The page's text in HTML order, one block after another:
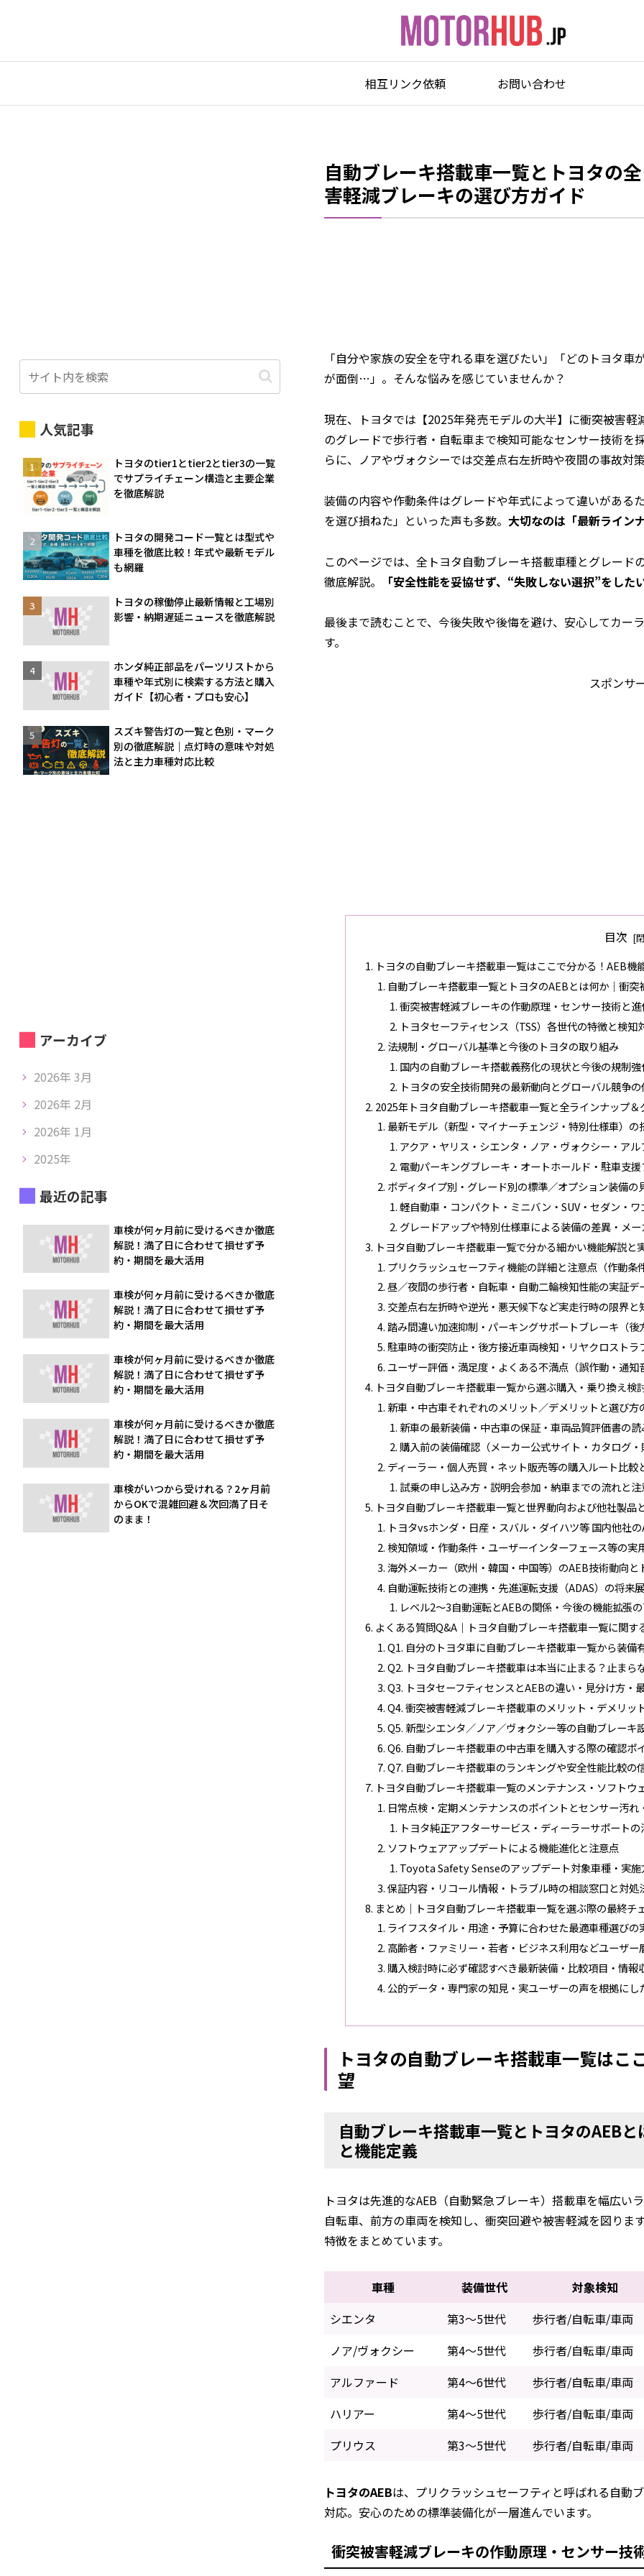
相互リンク依頼 お問い合わせ
自動ブレーキ搭載車一覧とトヨタの
害軽減ブレーキの選び方ガイド
「自分や家族の安全を守れる車を選びたい」「どのトヨタ
が面倒…」。そんな悩みを感じていませんか？
現在、トヨタでは【2025年発売モデルの大半】に衝突被害
のグレードで歩行者・自転車まで検知可能なセンサー技術
らに、ノアやヴォクシーでは交差点右左折時や夜間の事故対
装備の内容や作動条件はグレードや年式によって違いがあるた
を選び損ねた」 といった声も多数。大切なのは「最新ライン
このページでは、全トヨタ自動ブレーキ搭載車種とグレー
徹底解説。
「安全性能を妥協せず、“失敗しない選択”をした
最後まで読むことで、今後失敗や後悔を避け、安心してカー
す。
スポンサ
目次
トヨタの自動ブレーキ搭載車一覧はここで分かる！AEB機
自動ブレーキ搭載車一覧とトヨタのAEBとは何か｜衝
衝突被害軽減ブレーキの作動原理・センサー技術と進
トヨタセーフティセンス（TSS）各世代の特徴と検知
法規制・グローバル基準と今後のトヨタの取り組み
国内の自動ブレーキ搭載義務化の現状と今後の規制強
トヨタの安全技術開発の最新動向とグローバル競争
2025年トヨタ自動ブレーキ搭載車一覧と全ラインナップ＆
最新モデル（新型・マイナーチェンジ・特別仕様車）の
アクア・ヤリス・シエンタ・ノア・ヴォクシー・ア
電動パーキングブレーキ・オートホールド・駐車支
ボディタイプ別・グレード別の標準／オプション装備の
軽自動車・コンパクト・ミニバン・SUV・セダン・
グレードアップや特別仕様車による装備の差異・メ
トヨタ自動ブレーキ搭載車一覧で分かる細かい機能解説と
プリクラッシュセーフティ機能の詳細と注意点（作動条
昼／夜間の歩行者・自転車・自動二輪検知性能の実証デ
交差点右左折時や逆光・悪天候下など実走行時の限界と
踏み間違い加速抑制・パーキングサポートブレーキ（
駐車時の衝突防止・後方接近車両検知・リヤクロスト
ユーザー評価・満足度・よくある不満点（誤作動・通知
トヨタ自動ブレーキ搭載車一覧から選ぶ購入・乗り換え検
新車・中古車それぞれのメリット／デメリットと選び方
新車の最新装備・中古車の保証・車両品質評価書の
購入前の装備確認（メーカー公式サイト・カタログ・
ディーラー・個人売買・ネット販売等の購入ルート比較
試乗の申し込み方・説明会参加・納車までの流れと注
トヨタ自動ブレーキ搭載車一覧と世界動向および他社製品
トヨタvsホンダ・日産・スバル・ダイハツ等 国内他社
検知領域・作動条件・ユーザーインターフェース等の実
海外メーカー（欧州・韓国・中国等）のAEB技術動向と
自動運転技術との連携・先進運転支援（ADAS）の将来
レベル2〜3自動運転とAEBの関係・今後の機能拡張
よくある質問Q&A｜トヨタ自動ブレーキ搭載車一覧に関す
Q1. 自分のトヨタ車に自動ブレーキ搭載車一覧から装備
Q2. トヨタ自動ブレーキ搭載車は本当に止まる？止まら
Q3. トヨタセーフティセンスとAEBの違い・見分け方・
Q4. 衝突被害軽減ブレーキ搭載車のメリット・デメリッ
Q5. 新型シエンタ／ノア／ヴォクシー等の自動ブレーキ
Q6. 自動ブレーキ搭載車の中古車を購入する際の確認ポ
Q7. 自動ブレーキ搭載車のランキングや安全性能比較の
トヨタ自動ブレーキ搭載車一覧のメンテナンス・ソフトウ
日常点検・定期メンテナンスのポイントとセンサー汚れ
トヨタ純正アフターサービス・ディーラーサポートの
ソフトウェアアップデートによる機能進化と注意点
Toyota Safety Senseのアップデート対象車種・実施
保証内容・リコール情報・トラブル時の相談窓口と対処
まとめ｜トヨタ自動ブレーキ搭載車一覧を選ぶ際の最終チ
ライフスタイル・用途・予算に合わせた最適車種選びの
高齢者・ファミリー・若者・ビジネス利用などユーザー
購入検討時に必ず確認すべき最新装備・比較項目・情報
公的データ・専門家の知見・実ユーザーの声を根拠にし
トヨタの自動ブレーキ搭載車一覧は
望
自動ブレーキ搭載車一覧とトヨタのAEB
と機能定義
トヨタは先進的なAEB（自動緊急ブレーキ）搭載車を幅広
自転車、前方の車両を検知し、衝突回避や被害軽減を図り
特徴をまとめています。
車種 装備世代 対象検知
シエンタ
第3～5世代 歩行者/自転車/車両
ノア/ヴォクシー
第4～5世代 歩行者/自転車/車両
アルファード
第4～6世代 歩行者/自転車/車両
ハリアー
第4～5世代 歩行者/自転車/車両
プリウス
第3～5世代 歩行者/自転車/車両
トヨタのAEBは、プリクラッシュセーフティと呼ばれる自動
対応。安心のための標準装備化が一層進んでいます。
衝突被害軽減ブレーキの作動原理・センサー技
人気記事
トヨタのtier1とtier2とtier3の一覧
でサプライチェーン構造と主要企業
を徹底解説
トヨタの開発コード一覧とは型式や
車種を徹底比較！年式や最新モデル
も網羅
トヨタの稼働停止最新情報と工場別
影響・納期遅延ニュースを徹底解説
ホンダ純正部品をパーツリストから
車種や年式別に検索する方法と購入
ガイド【初心者・プロも安心】
スズキ警告灯の一覧と色別・マーク
別の徹底解説｜点灯時の意味や対処
法と主力車種対応比較
アーカイブ
2026年 3月
2026年 2月
2026年 1月
2025年
最近の記事
車検が何ヶ月前に受けるべきか徹底
解説！満了日に合わせて損せず予
約・期間を最大活用
車検が何ヶ月前に受けるべきか徹底
解説！満了日に合わせて損せず予
約・期間を最大活用
車検が何ヶ月前に受けるべきか徹底
解説！満了日に合わせて損せず予
約・期間を最大活用
車検が何ヶ月前に受けるべきか徹底
解説！満了日に合わせて損せず予
約・期間を最大活用
車検がいつから受けれる？2ヶ月前
からOKで混雑回避＆次回満了日そ
のまま！